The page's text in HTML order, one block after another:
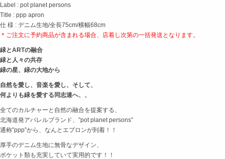
Label : pot planet persons
Title : ppp apron
仕 様 : デニム生地/全長75cm/横幅68cm
＊ご注文に予約商品が含まれる場合、店着し次第の一括発送となります。
緑とARTの融合
緑と人々の共存
緑の星、緑の大地から
自然を愛し、音楽を愛し、そして、
何よりも緑を愛する同志達へ、、
全てのカルチャーと自然の融合を提案する、
北海道発アパレルブランド、”pot planet persons”
通称”ppp”から、なんとエプロンが到着！！
厚手のデニム生地に無骨なデザイン、
ポケット類も充実していて実用的です！！